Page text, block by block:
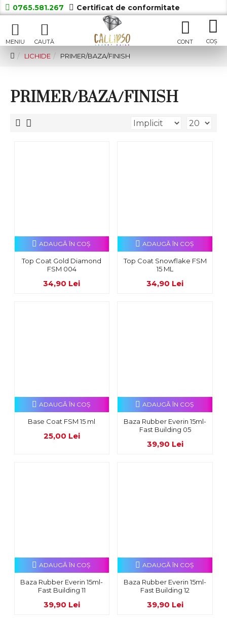
0765.581.267 Certificat de conformitate
LICHIDE PRIMER/BAZA/FINISH
PRIMER/BAZA/FINISH
Top Coat Gold Diamond
FSM 004
34,90 Lei
ADAUGĂ ÎN COŞ
Top Coat Snowflake FSM
15 ML
34,90 Lei
ADAUGĂ ÎN COŞ
Base Coat FSM 15 ml
25,00 Lei
ADAUGĂ ÎN COŞ
Baza Rubber Everin 15ml-
Fast Building 05
39,90 Lei
ADAUGĂ ÎN COŞ
Baza Rubber Everin 15ml-
Fast Building 11
39,90 Lei
ADAUGĂ ÎN COŞ
Baza Rubber Everin 15ml-
Fast Building 12
39,90 Lei
ADAUGĂ ÎN COŞ